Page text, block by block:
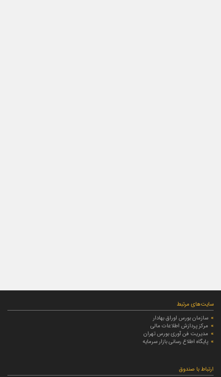
سایت‌های مرتبط
سازمان بورس اوراق بهادار
مرکز پردازش اطلاعات مالی
مدیریت فن آوری بورس تهران
پایگاه اطلاع رسانی بازار سرمایه
ارتباط با صندوق